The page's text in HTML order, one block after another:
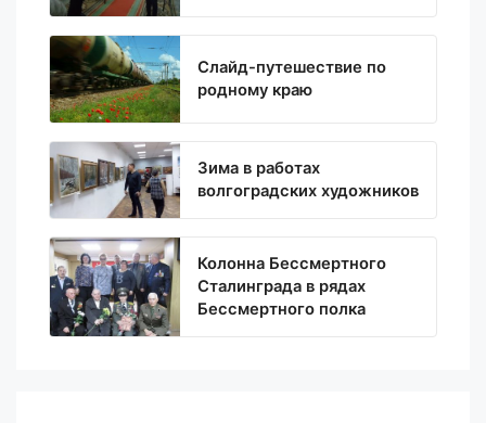
Слайд-путешествие по
родному краю
Зима в работах
волгоградских художников
Колонна Бессмертного
Сталинграда в рядах
Бессмертного полка